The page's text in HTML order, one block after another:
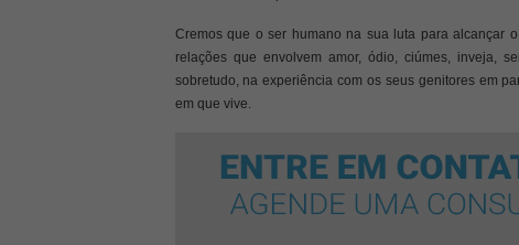
Cremos que o ser humano na sua luta para alcançar
relações que envolvem amor, ódio, ciúmes, inveja,
sobretudo, na experiência com os seus genitores em
em que vive.